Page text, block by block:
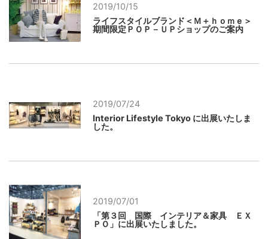
2019/10/15
ライフスタイルブランド＜Ｍ＋ｈｏｍｅ＞
期間限定ＰＯＰ－ＵＰショップのご案内
2019/07/24
Interior Lifestyle Tokyo に出展いたしま
した。
2019/07/01
「第３回 国際 インテリア＆家具 ＥＸ
ＰＯ」に出展いたしました。